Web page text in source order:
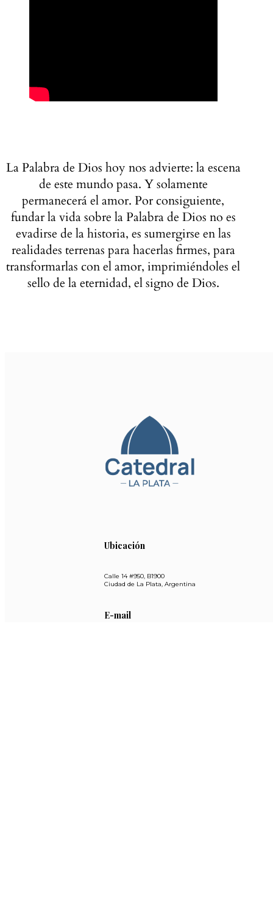
La Palabra de Dios hoy nos advierte: la escena
de este mundo pasa. Y solamente
permanecerá el amor. Por consiguiente,
fundar la vida sobre la Palabra de Dios no es
evadirse de la historia, es sumergirse en las
realidades terrenas para hacerlas firmes, para
transformarlas con el amor, imprimiéndoles el
sello de la eternidad, el signo de Dios.
Ubicación
Calle 14 #950, B1900
Ciudad de La Plata, Argentina
E-mail